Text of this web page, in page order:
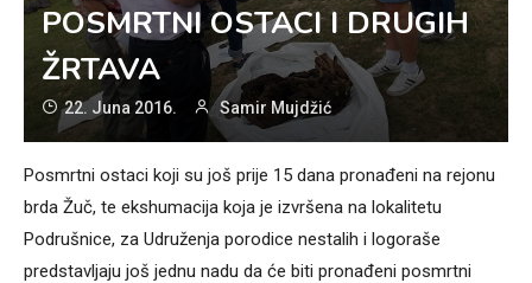
POSMRTNI OSTACI I DRUGIH
ŽRTAVA
22. Juna 2016. Samir Mujdžić
Posmrtni ostaci koji su još prije 15 dana pronađeni na rejonu
brda Žuč, te ekshumacija koja je izvršena na lokalitetu
Podrušnice, za Udruženja porodice nestalih i logoraše
predstavljaju još jednu nadu da će biti pronađeni posmrtni